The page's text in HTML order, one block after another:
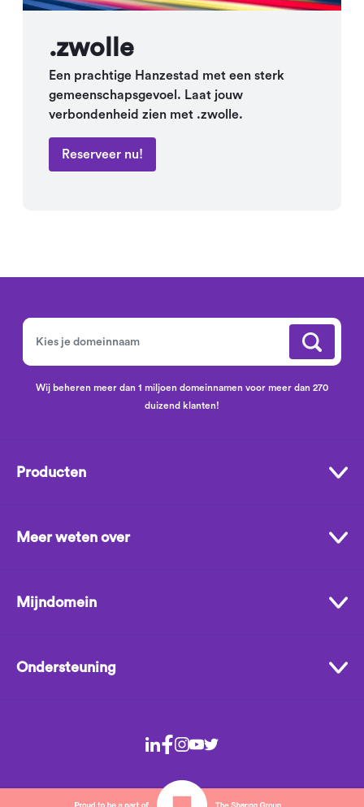
.zwolle
Een prachtige Hanzestad met een sterk
gemeenschapsgevoel. Laat jouw
verbondenheid zien met .zwolle.
Reserveer nu!
Wij beheren meer dan 1 miljoen domeinnamen voor meer dan 270
duizend klanten!
Producten
Meer weten over
Mijndomein
Ondersteuning